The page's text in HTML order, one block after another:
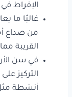
الإفراط
غالبًا ما
من صداع
القريبة
في سن
التركيز
أنشطة مثل